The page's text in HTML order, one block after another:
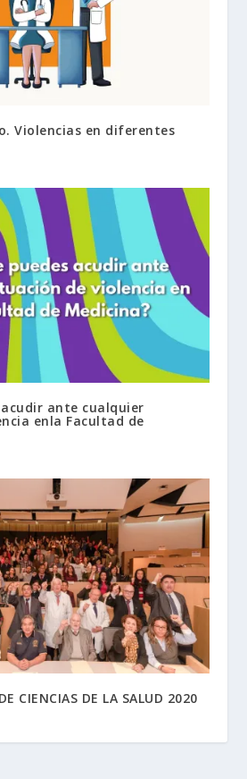
Violencias en diferentes
acudir ante cualquier
enla Facultad de
CIENCIAS DE LA SALUD 2020